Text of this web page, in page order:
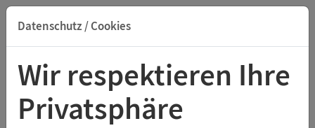
Datenschutz / Cookies
Wir respektieren Ihre
Privatsphäre
Suche nach Titel, ISBN, Webcode, Stichwort...
Menu Thermometer